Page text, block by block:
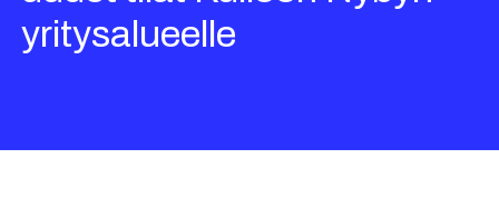
yritysalueelle